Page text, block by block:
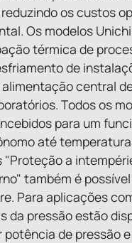
os custos
Os modelos
térmica de
de
central
Todos os
para um
até
"Proteção a
também é
Para aplicações
da pressão estão
potência de pressão